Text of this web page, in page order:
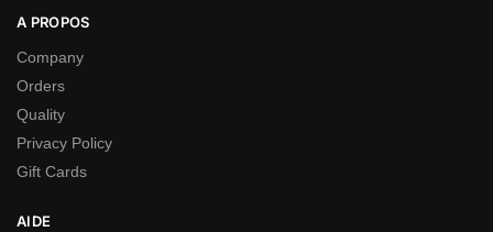
A PROPOS
Company
Orders
Quality
Privacy Policy
Gift Cards
AIDE